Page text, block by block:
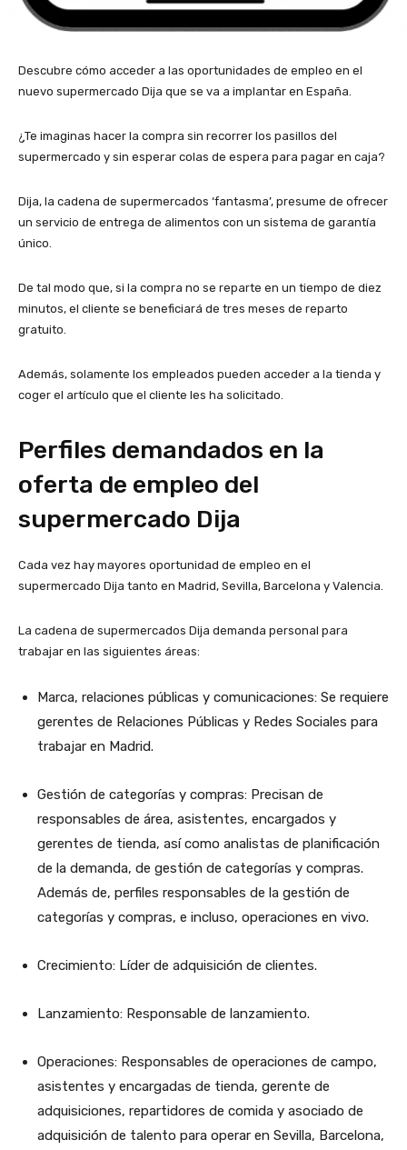
Descubre cómo acceder a las oportunidades de empleo en el
nuevo supermercado Dija que se va a implantar en España.
¿Te imaginas hacer la compra sin recorrer los pasillos del
supermercado y sin esperar colas de espera para pagar en caja?
Dija, la cadena de supermercados ‘fantasma’, presume de ofrecer
un servicio de entrega de alimentos con un sistema de garantía
único.
De tal modo que, si la compra no se reparte en un tiempo de diez
minutos, el cliente se beneficiará de tres meses de reparto
gratuito.
Además, solamente los empleados pueden acceder a la tienda y
coger el artículo que el cliente les ha solicitado.
Perfiles demandados en la
oferta de empleo del
supermercado Dija
Cada vez hay mayores oportunidad de empleo en el
supermercado Dija tanto en Madrid, Sevilla, Barcelona y Valencia.
La cadena de supermercados Dija demanda personal para
trabajar en las siguientes áreas:
Marca, relaciones públicas y comunicaciones: Se requiere
gerentes de Relaciones Públicas y Redes Sociales para
trabajar en Madrid.
Gestión de categorías y compras: Precisan de
responsables de área, asistentes, encargados y
gerentes de tienda, así como analistas de planificación
de la demanda, de gestión de categorías y compras.
Además de, perfiles responsables de la gestión de
categorías y compras, e incluso, operaciones en vivo.
Crecimiento: Líder de adquisición de clientes.
Lanzamiento: Responsable de lanzamiento.
Operaciones: Responsables de operaciones de campo,
asistentes y encargadas de tienda, gerente de
adquisiciones, repartidores de comida y asociado de
adquisición de talento para operar en Sevilla, Barcelona,